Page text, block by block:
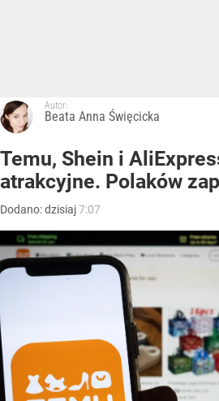
Autor:
Beata Anna Święcicka
Temu, Shein i
atrakcyjne. Polaków
Dodano:dzisiaj7:07